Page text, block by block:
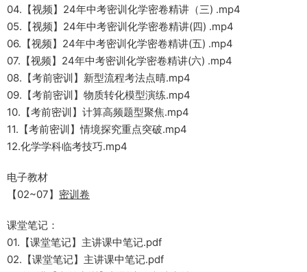
04.【视频】24年中考密训化学密卷精讲（三) .mp4
05.【视频】24年中考密训化学密卷精讲(四) .mp4
06.【视频】24年中考密训化学密卷精讲(五) .mp4
07.【视频】24年中考密训化学密卷精讲(六) .mp4
08.【考前密训】新型流程考法点晴.mp4
09.【考前密训】物质转化模型演练.mp4
10.【考前密训】计算高频题型聚焦.mp4
11.【考前密训】情境探究重点突破.mp4
12.化学学科临考技巧.mp4
电子教材
【02~07】 密训卷
课堂笔记：
01.【课堂笔记】主讲课中笔记.pdf
02.【课堂笔记】主讲课中笔记.pdf